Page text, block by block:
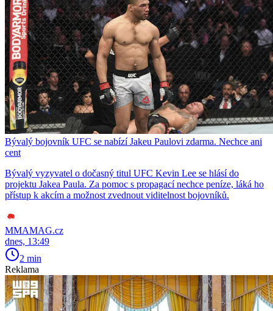
Bývalý bojovník UFC se nabízí Jakeu Paulovi zdarma. Nechce ani
cent
Bývalý vyzyvatel o dočasný titul UFC Kevin Lee se hlásí do
projektu Jakea Paula. Za pomoc s propagací nechce peníze, láká ho
přístup k akcím a možnost zvednout viditelnost bojovníků.
MMAMAG.cz
dnes, 13:49
2 min
Reklama